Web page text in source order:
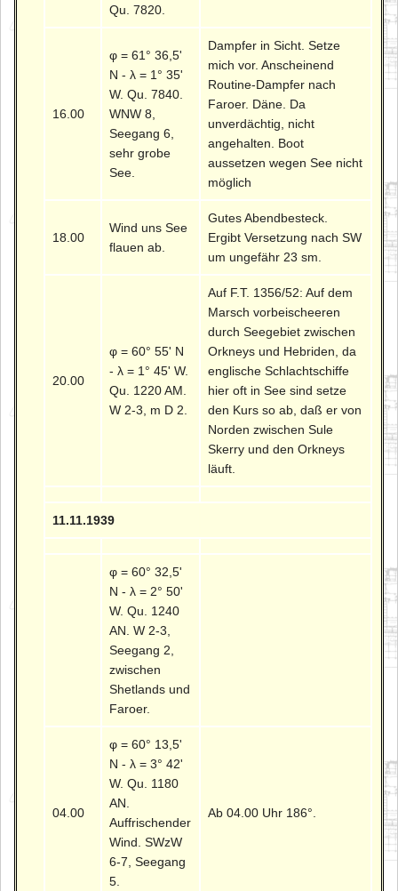
Qu. 7820.
16.00
φ = 61° 36,5'
N - λ = 1° 35'
W. Qu. 7840.
WNW 8,
Seegang 6,
sehr grobe
See.
Dampfer in Sicht. Setze
mich vor. Anscheinend
Routine-Dampfer nach
Faroer. Däne. Da
unverdächtig, nicht
angehalten. Boot
aussetzen wegen See nicht
möglich
18.00
Wind uns See
flauen ab.
Gutes Abendbesteck.
Ergibt Versetzung nach SW
um ungefähr 23 sm.
20.00
φ = 60° 55' N
- λ = 1° 45' W.
Qu. 1220 AM.
W 2-3, m D 2.
Auf F.T. 1356/52: Auf dem
Marsch vorbeischeeren
durch Seegebiet zwischen
Orkneys und Hebriden, da
englische Schlachtschiffe
hier oft in See sind setze
den Kurs so ab, daß er von
Norden zwischen Sule
Skerry und den Orkneys
läuft.
11.11.1939
φ = 60° 32,5'
N - λ = 2° 50'
W. Qu. 1240
AN. W 2-3,
Seegang 2,
zwischen
Shetlands und
Faroer.
04.00
φ = 60° 13,5'
N - λ = 3° 42'
W. Qu. 1180
AN.
Auffrischender
Wind. SWzW
6-7, Seegang
5.
Ab 04.00 Uhr 186°.